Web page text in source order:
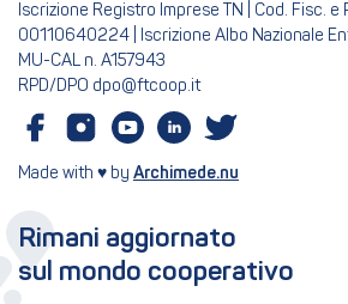
Iscrizione Registro Imprese TN | Cod. Fisc. e
00110640224 | Iscrizione Albo Nazionale
MU-CAL n. A157943
RPD/DPO dpo@ftcoop.it
Made with ♥ by Archimede.nu
Rimani aggiornato
sul mondo cooperativo